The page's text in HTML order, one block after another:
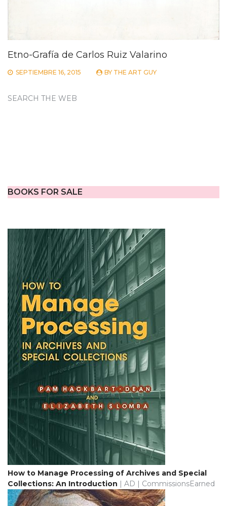
Etno-Grafía de Carlos Ruiz Valarino
SEPTIEMBRE 16, 2015 BY THE ART GUY
SEARCH THE WEB
BOOKS FOR SALE
How to Manage Processing of Archives and Special
Collections: An Introduction | AD | CommissionsEarned